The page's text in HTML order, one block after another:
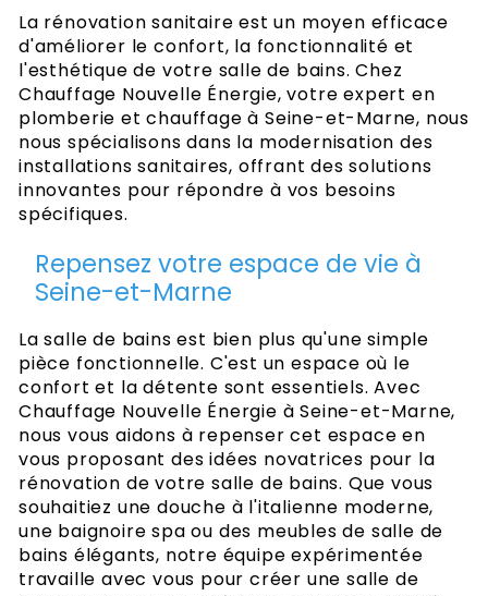
La rénovation sanitaire est un moyen efficace
d'améliorer le confort, la fonctionnalité et
l'esthétique de votre salle de bains. Chez
Chauffage Nouvelle Énergie, votre expert en
plomberie et chauffage à Seine-et-Marne, nous
nous spécialisons dans la modernisation des
installations sanitaires, offrant des solutions
innovantes pour répondre à vos besoins
spécifiques.
Repensez votre espace de vie à
Seine-et-Marne
La salle de bains est bien plus qu'une simple
pièce fonctionnelle. C'est un espace où le
confort et la détente sont essentiels. Avec
Chauffage Nouvelle Énergie à Seine-et-Marne,
nous vous aidons à repenser cet espace en
vous proposant des idées novatrices pour la
rénovation de votre salle de bains. Que vous
souhaitiez une douche à l'italienne moderne,
une baignoire spa ou des meubles de salle de
bains élégants, notre équipe expérimentée
travaille avec vous pour créer une salle de